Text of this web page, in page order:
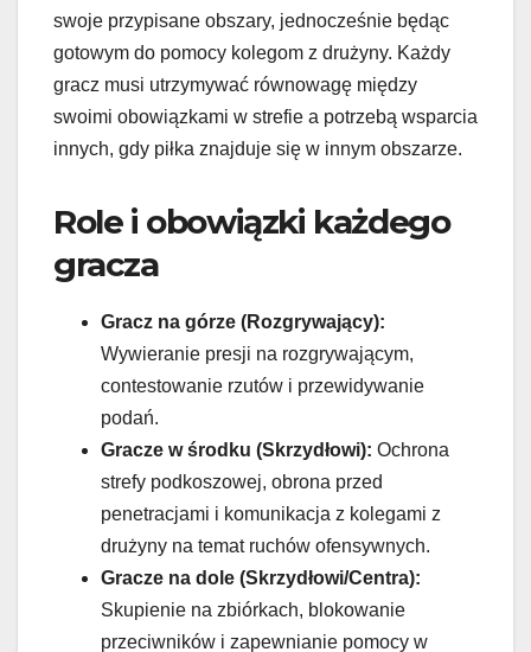
swoje przypisane obszary, jednocześnie będąc
gotowym do pomocy kolegom z drużyny. Każdy
gracz musi utrzymywać równowagę między
swoimi obowiązkami w strefie a potrzebą wsparcia
innych, gdy piłka znajduje się w innym obszarze.
Role i obowiązki każdego
gracza
Gracz na górze (Rozgrywający):
Wywieranie presji na rozgrywającym,
contestowanie rzutów i przewidywanie
podań.
Gracze w środku (Skrzydłowi): Ochrona
strefy podkoszowej, obrona przed
penetracjami i komunikacja z kolegami z
drużyny na temat ruchów ofensywnych.
Gracze na dole (Skrzydłowi/Centra):
Skupienie na zbiórkach, blokowanie
przeciwników i zapewnianie pomocy w